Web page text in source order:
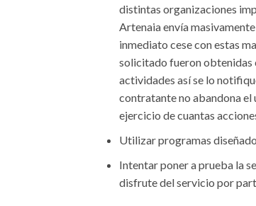
distintas organizaciones
Artenaia envía
inmediato cese con estas
solicitado fueron obtenidas
actividades así se lo
contratante no abandona el
ejercicio de cuantas
Utilizar programas
Intentar poner a prueba la
disfrute del servicio por